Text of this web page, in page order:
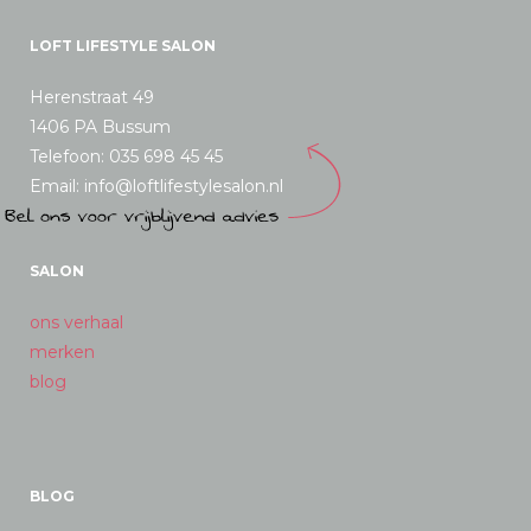
LOFT LIFESTYLE SALON
Herenstraat 49
1406 PA Bussum
Telefoon: 035 698 45 45
Email: info@loftlifestylesalon.nl
SALON
ons verhaal
merken
blog
BLOG